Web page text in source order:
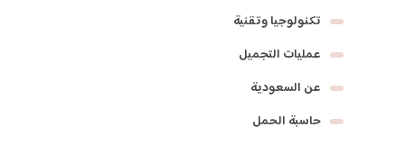
تكنولوجيا وتقنية
عمليات التجميل
عن السعودية
حاسبة الحمل